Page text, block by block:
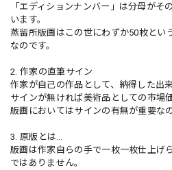
「エディションナンバー」は分母がそ
います。
蒸留所版画はこの世にわずか50枚とい
なのです。
2. 作家の直筆サイン
作家が自己の作品として、納得した出
サインが無ければ美術品としての市場
版画においてはサインの有無が重要なの
3. 原版とは…
版画は作家自らの手で一枚一枚仕上げ
ではありません。